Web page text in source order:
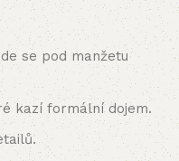
se pod manžetu
kazí formální dojem.